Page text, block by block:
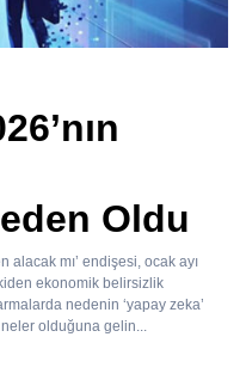
Oldu
mı’ endişesi, ocak ayı
ekonomik belirsizlik
nedenin ‘yapay zeka’
olduğuna gelin...